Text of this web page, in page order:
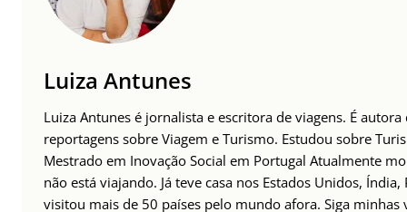
Luiza Antunes
Luiza Antunes é jornalista e escritora de viagens. É
reportagens sobre Viagem e Turismo. Estudou sobre
Mestrado em Inovação Social em Portugal Atualmente
não está viajando. Já teve casa nos Estados Unidos,
visitou mais de 50 países pelo mundo afora. Siga minhas